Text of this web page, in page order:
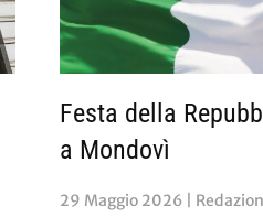
Festa della
a Mondovì
29 Maggio 2026 |